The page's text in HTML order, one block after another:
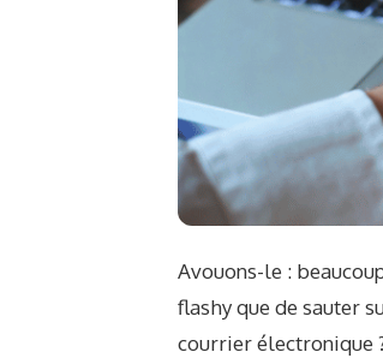
Avouons-le :
flashy que de sauter
courrier électronique